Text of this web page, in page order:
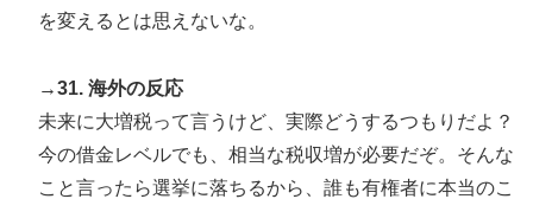
を変えるとは思えないな。
→31. 海外の反応
未来に大増税って言うけど、実際どうするつもりだよ？
今の借金レベルでも、相当な税収増が必要だぞ。そんな
こと言ったら選挙に落ちるから、誰も有権者に本当のこ